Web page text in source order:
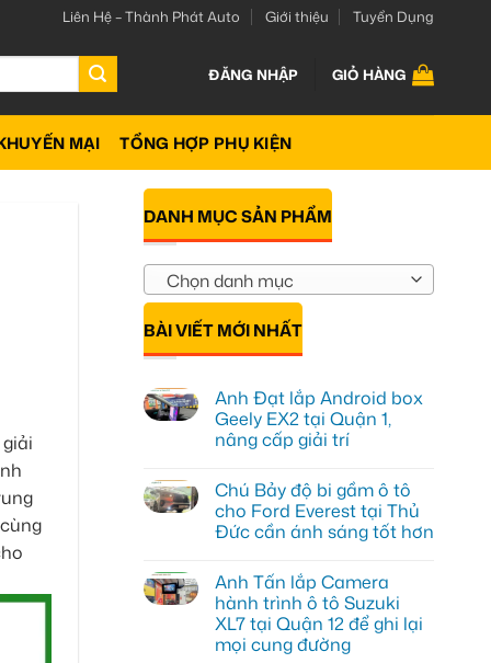
Liên Hệ – Thành Phát Auto Giới thiệu Tuyển Dụng
ĐĂNG NHẬP GIỎ HÀNG
MẠI TỔNG HỢP PHỤ KIỆN
DANH MỤC SẢN PHẨM
Chọn danh mục
BÀI VIẾT MỚI NHẤT
Anh Đạt lắp Android box
Geely EX2 tại Quận 1,
nâng cấp giải trí
bình
luận
ở
Anh
Android
box
Geely
EX2
tại
Quận
Chú Bảy độ bi gầm ô tô
cho Ford Everest tại Thủ
Đức cần ánh sáng tốt hơn
bình
luận
ở
Chú
Bảy
độ
Anh Tấn lắp Camera
hành trình ô tô Suzuki
XL7 tại Quận 12 để ghi lại
mọi cung đường